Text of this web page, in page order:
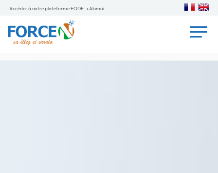
Accéder à notre plateforme FODE Alumni